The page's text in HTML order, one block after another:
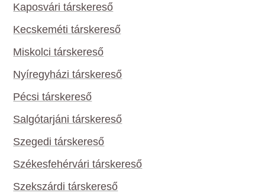
Kaposvári társkereső
Kecskeméti társkereső
Miskolci társkereső
Nyíregyházi társkereső
Pécsi társkereső
Salgótarjáni társkereső
Szegedi társkereső
Székesfehérvári társkereső
Szekszárdi társkereső